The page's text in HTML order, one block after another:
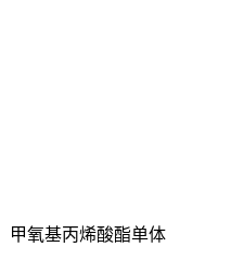
甲氧基丙烯酸酯单体